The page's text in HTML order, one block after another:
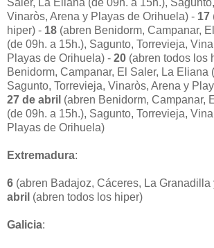
Saler, La Eliana (de 09h. a 15h.),
Vinaròs, Arena y Playas de Orihuela) - 17
hiper) - 18 (abren Benidorm, Campanar,
(de 09h. a 15h.), Sagunto, Torrevieja,
Playas de Orihuela) - 20 (abren todos los
Benidorm, Campanar, El Saler, La Eliana
Sagunto, Torrevieja, Vinaròs, Arena y
27 de abril (abren Benidorm, Campanar,
(de 09h. a 15h.), Sagunto, Torrevieja,
Playas de Orihuela)
Extremadura:
6 (abren Badajoz, Cáceres, La Granadilla
abril (abren todos los hiper)
Galicia: